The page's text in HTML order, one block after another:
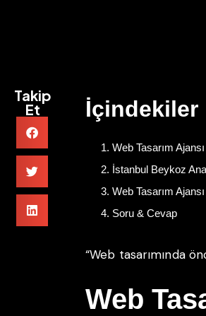
Takip
Et
İçindekiler
Web Tasarım
İstanbul Beykoz
Web Tasarım
Soru & Cevap
“Web tasarımında
Web